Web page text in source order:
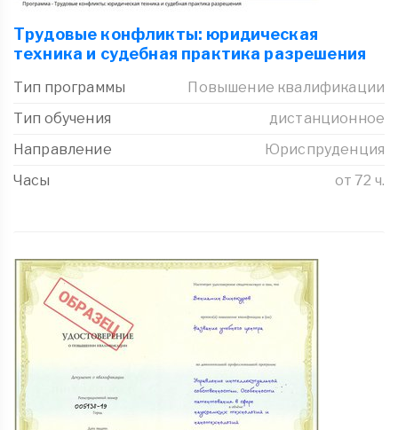
Трудовые конфликты: юридическая
техника и судебная практика разрешения
Тип программы
Повышение квалификации
Тип обучения
дистанционное
Направление
Юриспруденция
Часы
от 72 ч.